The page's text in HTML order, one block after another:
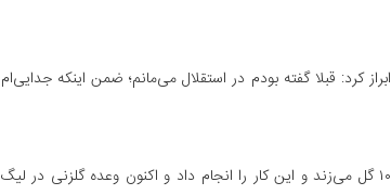
کرد: قبلا گفته بودم در استقلال می‌مانم؛ ضمن اینکه جدایی‌ام
ستاره خط حمله استقلال درباره اینکه قول داده بود در لیگ برتر ۱۰ گل می‌زند و این کار را انجام داد و اکنون وعده گلزنی در لیگ